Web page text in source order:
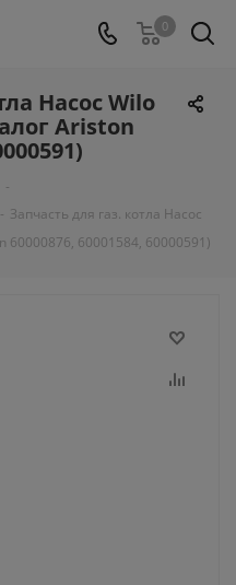
0
Насос Wilo
Ariston
-
- Запчасть для газ. котла Насос
60000876, 60001584, 60000591)